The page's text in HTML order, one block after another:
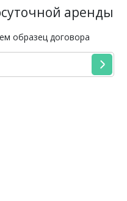
аренды
образец договора